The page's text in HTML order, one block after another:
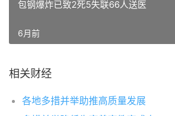
包钢爆炸已致2死5失联66人送医
6月前
相关财经
各地多措并举助推高质量发展